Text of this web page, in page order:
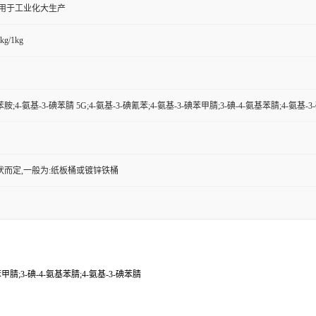
于工业化大生产
1kg
胺;4-氨基-3-碘苯腈 5G;4-氨基-3-碘氰苯;4-氨基-3-碘苯甲腈;3-碘-4-氨基苯腈;4-氨基-
而定,一般为:纸板桶或镀锌铁桶
腈;3-碘-4-氨基苯腈;4-氨基-3-碘苯腈